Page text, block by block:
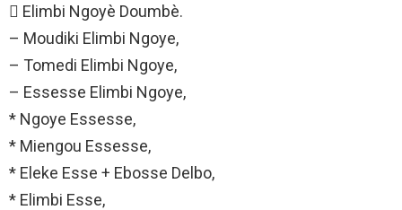
 Elimbi Ngoyè Doumbè.
– Moudiki Elimbi Ngoye,
– Tomedi Elimbi Ngoye,
– Essesse Elimbi Ngoye,
* Ngoye Essesse,
* Miengou Essesse,
* Eleke Esse + Ebosse Delbo,
* Elimbi Esse,